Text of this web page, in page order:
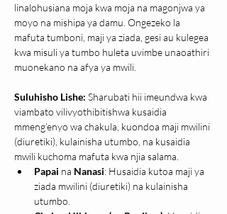
linalohusiana moja kwa moja na magonjwa ya
moyo na mishipa ya damu. Ongezeko la
mafuta tumboni, maji ya ziada, gesi au kulegea
kwa misuli ya tumbo huleta uvimbe unaoathiri
muonekano na afya ya mwili.
Suluhisho Lishe: Sharubati hii imeundwa kwa
viambato vilivyothibitishwa kusaidia
mmeng’enyo wa chakula, kuondoa maji mwilini
(diuretiki), kulainisha utumbo, na kusaidia
mwili kuchoma mafuta kwa njia salama.
Papai na Nanasi: Husaidia kutoa maji ya
ziada mwilini (diuretiki) na kulainisha
utumbo.